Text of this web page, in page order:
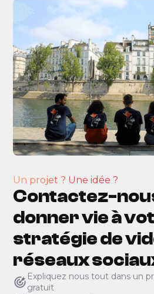
Un projet ? Une idée ?
Contactez-
donner vie à
stratégie de
réseaux
Expliquez nous tout dans un
gratuit